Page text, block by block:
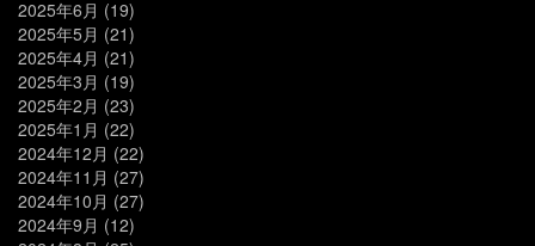
2025年6月 (19)
2025年5月 (21)
2025年4月 (21)
2025年3月 (19)
2025年2月 (23)
2025年1月 (22)
2024年12月 (22)
2024年11月 (27)
2024年10月 (27)
2024年9月 (12)